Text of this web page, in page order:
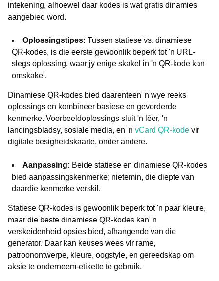
intekening, alhoewel daar kodes is wat gratis dinamies
aangebied word.
Oplossingstipes: Tussen statiese vs. dinamiese
QR-kodes, is die eerste gewoonlik beperk tot 'n URL-
slegs oplossing, waar jy enige skakel in 'n QR-kode kan
omskakel.
Dinamiese QR-kodes bied daarenteen 'n wye reeks
oplossings en kombineer basiese en gevorderde
kenmerke. Voorbeeldoplossings sluit 'n lêer, 'n
landingsbladsy, sosiale media, en 'n vCard QR-kode vir
digitale besigheidskaarte, onder andere.
Aanpassing: Beide statiese en dinamiese QR-kodes
bied aanpassingskenmerke; nietemin, die diepte van
daardie kenmerke verskil.
Statiese QR-kodes is gewoonlik beperk tot 'n paar kleure,
maar die beste dinamiese QR-kodes kan 'n
verskeidenheid opsies bied, afhangende van die
generator. Daar kan keuses wees vir rame,
patroonontwerpe, kleure, oogstyle, en gereedskap om
aksie te onderneem-etikette te gebruik.